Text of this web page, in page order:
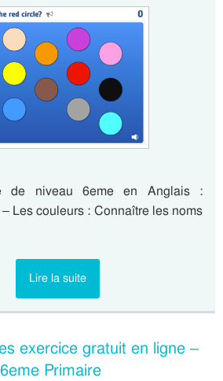
de niveau 6eme en Anglais :
Les couleurs : Connaître les noms
Lire la suite
exercice gratuit en ligne –
Primaire